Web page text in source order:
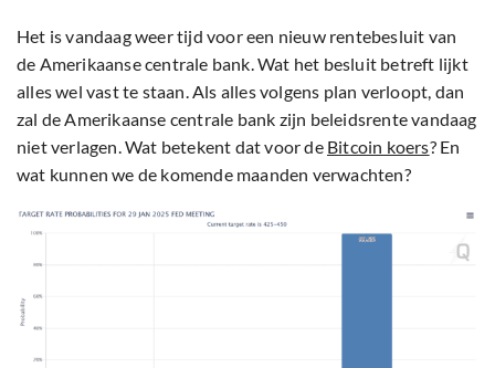
Het is vandaag weer tijd voor een nieuw rentebesluit van
de Amerikaanse centrale bank. Wat het besluit betreft lijkt
alles wel vast te staan. Als alles volgens plan verloopt, dan
zal de Amerikaanse centrale bank zijn beleidsrente vandaag
niet verlagen. Wat betekent dat voor de Bitcoin koers? En
wat kunnen we de komende maanden verwachten?